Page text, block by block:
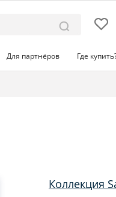
Для партнёров Где
Коллекция